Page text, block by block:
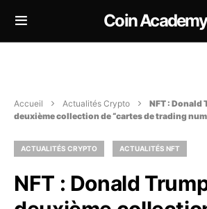
Coin Academy
Accueil Actualités Crypto
NFT : Donald
deuxième collection de “cartes de trading
ACTUALITÉS CRYPTO ACTUALITÉS NFT
NFT : Donald